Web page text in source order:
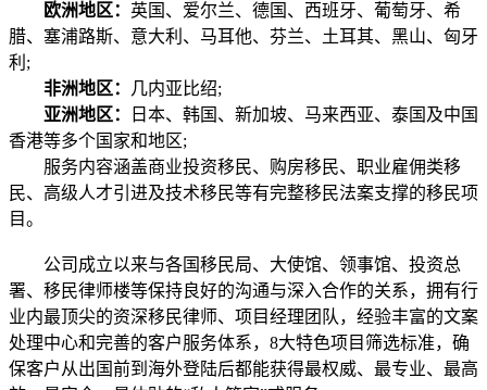
欧洲地区： 英国、爱尔兰、德国、西班牙、葡萄牙、希
腊、塞浦路斯、意大利、马耳他、芬兰、土耳其、黑山、匈牙
利;
非洲地区：
几内亚比绍;
亚洲地区：
日本、韩国、新加坡、马来西亚、泰国及中国
香港等多个国家和地区;
服务内容涵盖商业投资移民、购房移民、职业雇佣类移
民、高级人才引进及技术移民等有完整移民法案支撑的移民项
目。
公司成立以来与各国移民局、大使馆、领事馆、投资总
署、移民律师楼等保持良好的沟通与深入合作的关系，拥有行
业内最顶尖的资深移民律师、项目经理团队，经验丰富的文案
处理中心和完善的客户服务体系，8大特色项目筛选标准，确
保客户从出国前到海外登陆后都能获得最权威、最专业、最高